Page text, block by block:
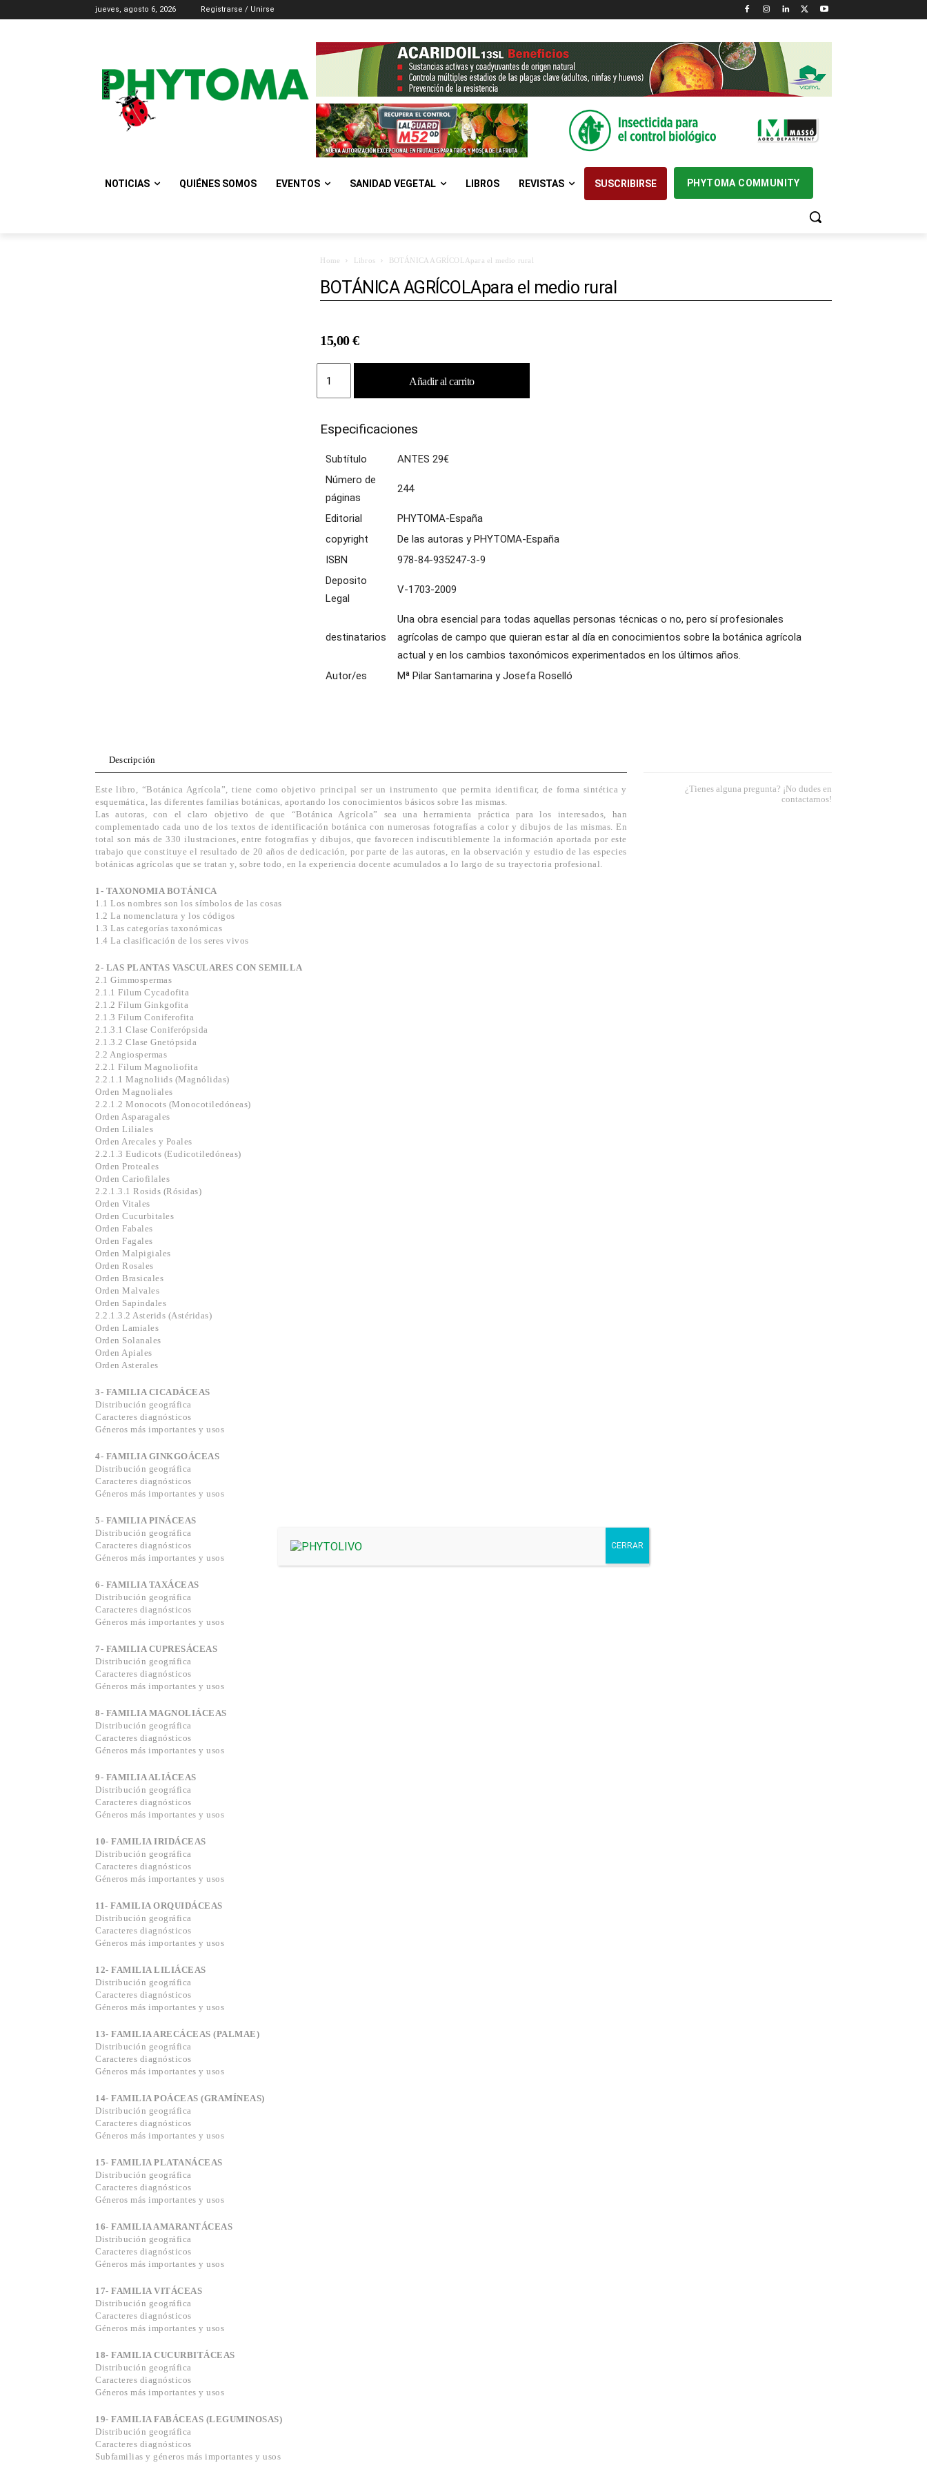
jueves, agosto 6, 2026 Registrarse / Unirse
NOTICIAS QUIÉNES SOMOS EVENTOS SANIDAD VEGETAL LIBROS REVISTAS SUSCRIBIRSE PHYTOMA COMMUNITY
Home Libros BOTÁNICA AGRÍCOLApara el medio rural
BOTÁNICA AGRÍCOLApara el medio rural
15,00€
AGRÍCOLApara
el
rural
Añadir al carrito
Especificaciones
Subtítulo
ANTES 29€
Número de
páginas
244
Editorial
PHYTOMA-España
copyright
De las autoras y PHYTOMA-España
ISBN
978-84-935247-3-9
Deposito
Legal
V-1703-2009
destinatarios
Una obra esencial para todas aquellas personas técnicas o no, pero sí profesionales
agrícolas de campo que quieran estar al día en conocimientos sobre la botánica agrícola
actual y en los cambios taxonómicos experimentados en los últimos años.
Autor/es
Mª Pilar Santamarina y Josefa Roselló
Descripción
Este libro, “Botánica Agrícola”, tiene como objetivo principal ser un instrumento que permita identificar, de forma sintética y
esquemática, las diferentes familias botánicas, aportando los conocimientos básicos sobre las mismas.
Las autoras, con el claro objetivo de que “Botánica Agrícola” sea una herramienta práctica para los interesados, han
complementado cada uno de los textos de identificación botánica con numerosas fotografías a color y dibujos de las mismas. En
total son más de 330 ilustraciones, entre fotografías y dibujos, que favorecen indiscutiblemente la información aportada por este
trabajo que constituye el resultado de 20 años de dedicación, por parte de las autoras, en la observación y estudio de las especies
botánicas agrícolas que se tratan y, sobre todo, en la experiencia docente acumulados a lo largo de su trayectoria profesional.
1- TAXONOMIA BOTÁNICA
1.1 Los nombres son los símbolos de las cosas
1.2 La nomenclatura y los códigos
1.3 Las categorías taxonómicas
1.4 La clasificación de los seres vivos
2- LAS PLANTAS VASCULARES CON SEMILLA
2.1 Gimmospermas
2.1.1 Filum Cycadofita
2.1.2 Filum Ginkgofita
2.1.3 Filum Coniferofita
2.1.3.1 Clase Coniferópsida
2.1.3.2 Clase Gnetópsida
2.2 Angiospermas
2.2.1 Filum Magnoliofita
2.2.1.1 Magnoliids (Magnólidas)
Orden Magnoliales
2.2.1.2 Monocots (Monocotiledóneas)
Orden Asparagales
Orden Liliales
Orden Arecales y Poales
2.2.1.3 Eudicots (Eudicotiledóneas)
Orden Proteales
Orden Cariofilales
2.2.1.3.1 Rosids (Rósidas)
Orden Vitales
Orden Cucurbitales
Orden Fabales
Orden Fagales
Orden Malpigiales
Orden Rosales
Orden Brasicales
Orden Malvales
Orden Sapindales
2.2.1.3.2 Asterids (Astéridas)
Orden Lamiales
Orden Solanales
Orden Apiales
Orden Asterales
3- FAMILIA CICADÁCEAS
Distribución geográfica
Caracteres diagnósticos
Géneros más importantes y usos
4- FAMILIA GINKGOÁCEAS
Distribución geográfica
Caracteres diagnósticos
Géneros más importantes y usos
5- FAMILIA PINÁCEAS
Distribución geográfica
Caracteres diagnósticos
Géneros más importantes y usos
6- FAMILIA TAXÁCEAS
Distribución geográfica
Caracteres diagnósticos
Géneros más importantes y usos
7- FAMILIA CUPRESÁCEAS
Distribución geográfica
Caracteres diagnósticos
Géneros más importantes y usos
8- FAMILIA MAGNOLIÁCEAS
Distribución geográfica
Caracteres diagnósticos
Géneros más importantes y usos
9- FAMILIA ALIÁCEAS
Distribución geográfica
Caracteres diagnósticos
Géneros más importantes y usos
10- FAMILIA IRIDÁCEAS
Distribución geográfica
Caracteres diagnósticos
Géneros más importantes y usos
11- FAMILIA ORQUIDÁCEAS
Distribución geográfica
Caracteres diagnósticos
Géneros más importantes y usos
12- FAMILIA LILIÁCEAS
Distribución geográfica
Caracteres diagnósticos
Géneros más importantes y usos
13- FAMILIA ARECÁCEAS (PALMAE)
Distribución geográfica
Caracteres diagnósticos
Géneros más importantes y usos
14- FAMILIA POÁCEAS (GRAMÍNEAS)
Distribución geográfica
Caracteres diagnósticos
Géneros más importantes y usos
15- FAMILIA PLATANÁCEAS
Distribución geográfica
Caracteres diagnósticos
Géneros más importantes y usos
16- FAMILIA AMARANTÁCEAS
Distribución geográfica
Caracteres diagnósticos
Géneros más importantes y usos
17- FAMILIA VITÁCEAS
Distribución geográfica
Caracteres diagnósticos
Géneros más importantes y usos
18- FAMILIA CUCURBITÁCEAS
Distribución geográfica
Caracteres diagnósticos
Géneros más importantes y usos
19- FAMILIA FABÁCEAS (LEGUMINOSAS)
Distribución geográfica
Caracteres diagnósticos
Subfamilias y géneros más importantes y usos
¿Tienes alguna pregunta? ¡No dudes en
contactarnos!